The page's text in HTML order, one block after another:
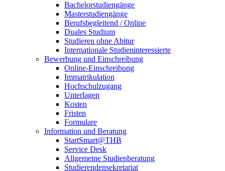
Bachelorstudiengänge
Masterstudiengänge
Berufsbegleitend / Online
Duales Studium
Studieren ohne Abitur
Internationale Studieninteressierte
Bewerbung und Einschreibung
Online-Einschreibung
Immatrikulation
Hochschulzugang
Unterlagen
Kosten
Fristen
Formulare
Information und Beratung
StartSmart@THB
Service Desk
Allgemeine Studienberatung
Studierendensekretariat